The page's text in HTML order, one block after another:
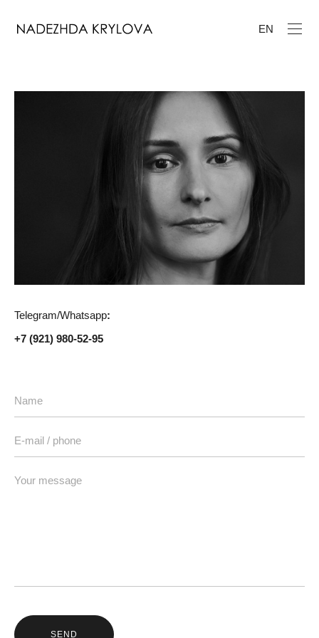
EN
Telegram/Whatsapp:
+7 (921) 980-52-95
SEND